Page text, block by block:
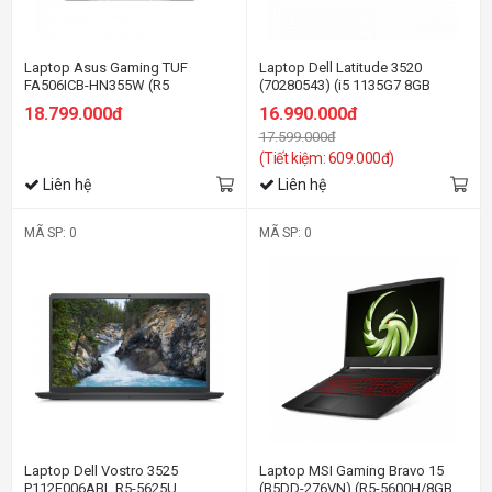
Laptop Asus Gaming TUF
FA506ICB-HN355W (R5
SSD/15.6 FHD 144hz/RTX 3050
18.799.000đ
Liên hệ
Laptop Dell Latitude 3520
(70280543) (i5 1135G7 8GB
FHD/Win11/Đen)
16.990.000đ
17.599.000đ
(Tiết kiệm: 609.000đ)
Liên hệ
MÃ SP: 0
Laptop Dell Vostro 3525
P112F006ABL R5-5625U,
MÃ SP: 0
Laptop MSI Gaming Bravo 15
(B5DD-276VN) (R5-5600H/8GB